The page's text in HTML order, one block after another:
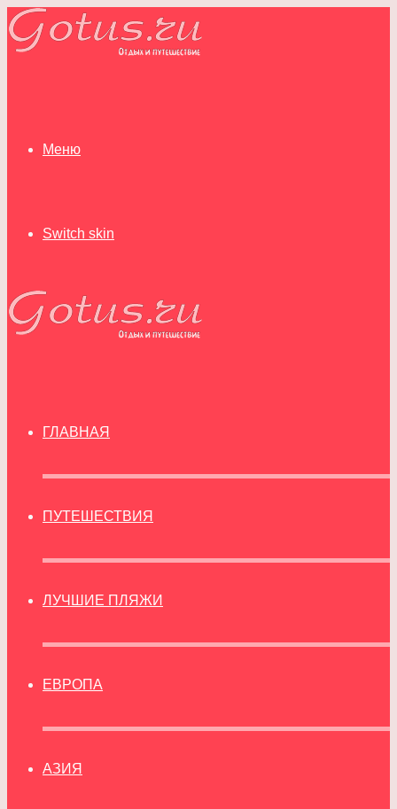
Меню
Switch skin
ГЛАВНАЯ
ПУТЕШЕСТВИЯ
ЛУЧШИЕ ПЛЯЖИ
ЕВРОПА
АЗИЯ